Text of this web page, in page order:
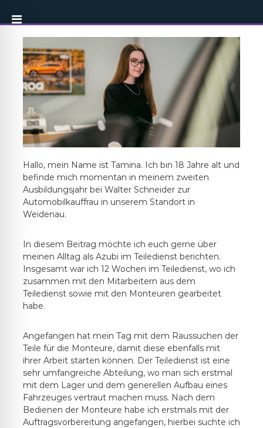
Hallo, mein Name ist Tamina. Ich bin 18 Jahre alt und
befinde mich momentan in meinem zweiten
Ausbildungsjahr bei Walter Schneider zur
Automobilkauffrau in unserem Standort in
Weidenau.
In diesem Beitrag möchte ich euch gerne über
meinen Alltag als Azubi im Teiledienst berichten.
Insgesamt war ich 12 Wochen im Teiledienst, wo ich
zusammen mit den Mitarbeitern aus dem
Teiledienst sowie mit den Monteuren gearbeitet
habe.
Angefangen hat mein Tag mit dem Raussuchen der
Teile für die Monteure, damit diese ebenfalls mit
ihrer Arbeit starten können. Der Teiledienst ist eine
sehr umfangreiche Abteilung, wo man sich erstmal
mit dem Lager und dem generellen Aufbau eines
Fahrzeuges vertraut machen muss. Nach dem
Bedienen der Monteure habe ich erstmals mit der
Auftragsvorbereitung angefangen, hierbei suchte ich